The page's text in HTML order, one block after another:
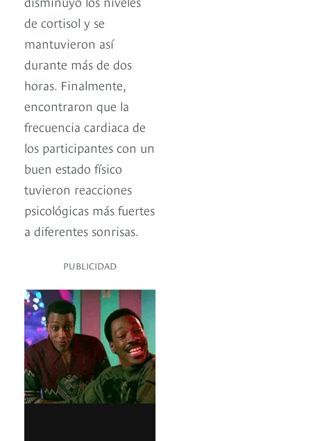
de cortisol y se
mantuvieron así
durante más de dos
horas. Finalmente,
encontraron que la
frecuencia cardiaca de
los participantes con un
buen estado físico
tuvieron reacciones
psicológicas más fuertes
a diferentes sonrisas.
PUBLICIDAD